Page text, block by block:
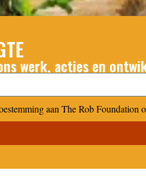
werk, acties en
aan The Rob Foundation